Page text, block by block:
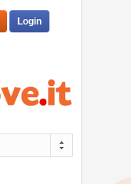
Login